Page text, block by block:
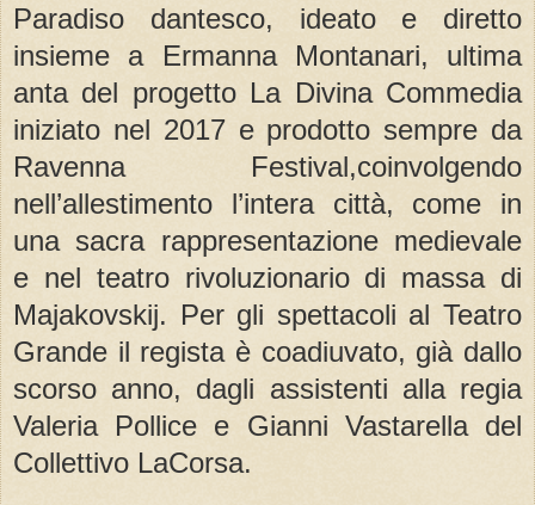
Paradiso dantesco, ideato e diretto
insieme a Ermanna Montanari, ultima
anta del progetto La Divina Commedia
iniziato nel 2017 e prodotto sempre da
Ravenna Festival,coinvolgendo
nell’allestimento l’intera città, come in
una sacra rappresentazione medievale
e nel teatro rivoluzionario di massa di
Majakovskij. Per gli spettacoli al Teatro
Grande il regista è coadiuvato, già dallo
scorso anno, dagli assistenti alla regia
Valeria Pollice e Gianni Vastarella del
Collettivo LaCorsa.